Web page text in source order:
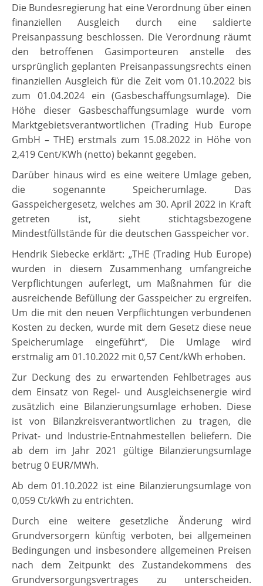
Die Bundesregierung hat eine Verordnung über einen
finanziellen Ausgleich durch eine saldierte
Preisanpassung beschlossen. Die Verordnung räumt
den betroffenen Gasimporteuren anstelle des
ursprünglich geplanten Preisanpassungsrechts einen
finanziellen Ausgleich für die Zeit vom 01.10.2022 bis
zum 01.04.2024 ein (Gasbeschaffungsumlage). Die
Höhe dieser Gasbeschaffungsumlage wurde vom
Marktgebietsverantwortlichen (Trading Hub Europe
GmbH – THE) erstmals zum 15.08.2022 in Höhe von
2,419 Cent/KWh (netto) bekannt gegeben.
Darüber hinaus wird es eine weitere Umlage geben,
die sogenannte Speicherumlage. Das
Gasspeichergesetz, welches am 30. April 2022 in Kraft
getreten ist, sieht stichtagsbezogene
Mindestfüllstände für die deutschen Gasspeicher vor.
Hendrik Siebecke erklärt: „THE (Trading Hub Europe)
wurden in diesem Zusammenhang umfangreiche
Verpflichtungen auferlegt, um Maßnahmen für die
ausreichende Befüllung der Gasspeicher zu ergreifen.
Um die mit den neuen Verpflichtungen verbundenen
Kosten zu decken, wurde mit dem Gesetz diese neue
Speicherumlage eingeführt“, Die Umlage wird
erstmalig am 01.10.2022 mit 0,57 Cent/kWh erhoben.
Zur Deckung des zu erwartenden Fehlbetrages aus
dem Einsatz von Regel- und Ausgleichsenergie wird
zusätzlich eine Bilanzierungsumlage erhoben. Diese
ist von Bilanzkreisverantwortlichen zu tragen, die
Privat- und Industrie-Entnahmestellen beliefern. Die
ab dem im Jahr 2021 gültige Bilanzierungsumlage
betrug 0 EUR/MWh.
Ab dem 01.10.2022 ist eine Bilanzierungsumlage von
0,059 Ct/kWh zu entrichten.
Durch eine weitere gesetzliche Änderung wird
Grundversorgern künftig verboten, bei allgemeinen
Bedingungen und insbesondere allgemeinen Preisen
nach dem Zeitpunkt des Zustandekommens des
Grundversorgungsvertrages zu unterscheiden.